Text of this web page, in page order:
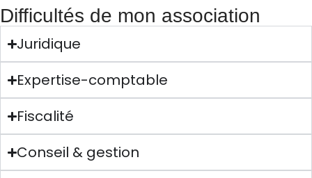
Difficultés de mon association
Juridique
Expertise-comptable
Fiscalité
Conseil & gestion